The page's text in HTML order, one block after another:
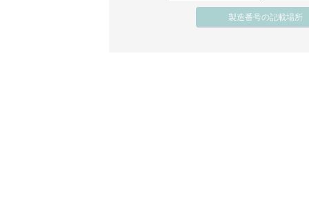
製造番号の記載場